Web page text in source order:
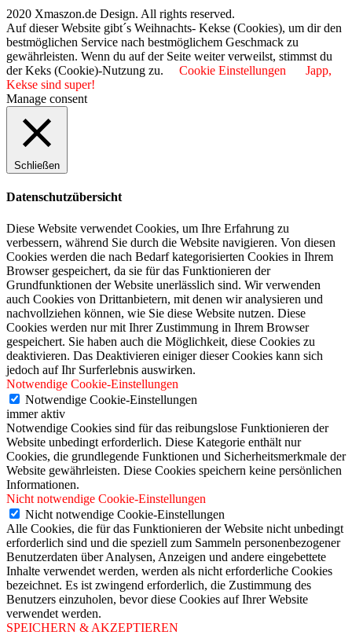
2020 Xmaszon.de Design. All rights reserved.
Auf dieser Website gibt´s Weihnachts- Kekse (Cookies), um dir den
bestmöglichen Service nach bestmöglichem Geschmack zu
gewährleisten. Wenn du auf der Seite weiter verweilst, stimmst du
der Keks (Cookie)-Nutzung zu.
Cookie Einstellungen
Japp,
Kekse sind super!
Manage consent
Schließen
Datenschutzübersicht
Diese Website verwendet Cookies, um Ihre Erfahrung zu
verbessern, während Sie durch die Website navigieren. Von diesen
Cookies werden die nach Bedarf kategorisierten Cookies in Ihrem
Browser gespeichert, da sie für das Funktionieren der
Grundfunktionen der Website unerlässlich sind. Wir verwenden
auch Cookies von Drittanbietern, mit denen wir analysieren und
nachvollziehen können, wie Sie diese Website nutzen. Diese
Cookies werden nur mit Ihrer Zustimmung in Ihrem Browser
gespeichert. Sie haben auch die Möglichkeit, diese Cookies zu
deaktivieren. Das Deaktivieren einiger dieser Cookies kann sich
jedoch auf Ihr Surferlebnis auswirken.
Notwendige Cookie-Einstellungen
Notwendige Cookie-Einstellungen
immer aktiv
Notwendige Cookies sind für das reibungslose Funktionieren der
Website unbedingt erforderlich. Diese Kategorie enthält nur
Cookies, die grundlegende Funktionen und Sicherheitsmerkmale der
Website gewährleisten. Diese Cookies speichern keine persönlichen
Informationen.
Nicht notwendige Cookie-Einstellungen
Nicht notwendige Cookie-Einstellungen
Alle Cookies, die für das Funktionieren der Website nicht unbedingt
erforderlich sind und die speziell zum Sammeln personenbezogener
Benutzerdaten über Analysen, Anzeigen und andere eingebettete
Inhalte verwendet werden, werden als nicht erforderliche Cookies
bezeichnet. Es ist zwingend erforderlich, die Zustimmung des
Benutzers einzuholen, bevor diese Cookies auf Ihrer Website
verwendet werden.
SPEICHERN & AKZEPTIEREN